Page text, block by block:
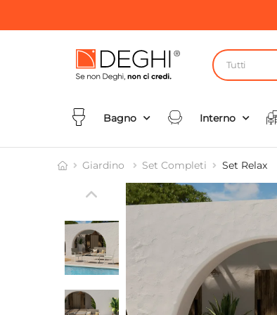
Tutti
Bagno Interno
Giardino Set Completi Set Relax